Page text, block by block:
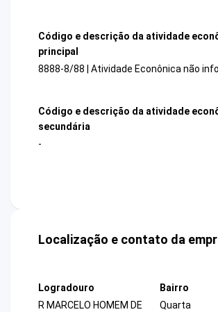
Código e descrição da atividade
principal
8888-8/88 | Atividade Econônica não
Código e descrição da atividade
secundária
-
Localização e contato da
Logradouro
R MARCELO HOMEM DE
Bairro
Quarta